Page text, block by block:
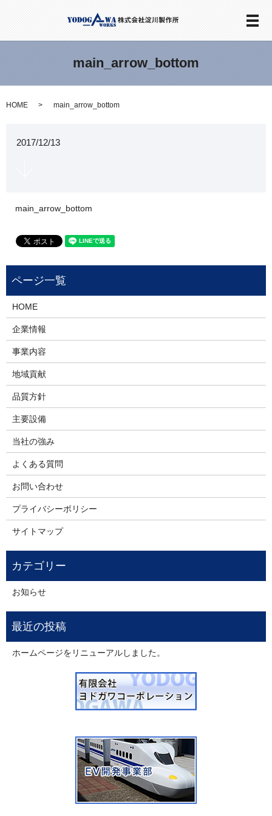
メ
main_arrow_bottom
HOME main_arrow_bottom
2017/12/13
main_arrow_bottom
HOME
企業情報
事業内容
地域貢献
品質方針
主要設備
当社の強み
よくある質問
お問い合わせ
プライバシーポリシー
サイトマップ
お知らせ
ホームページをリニューアルしました。